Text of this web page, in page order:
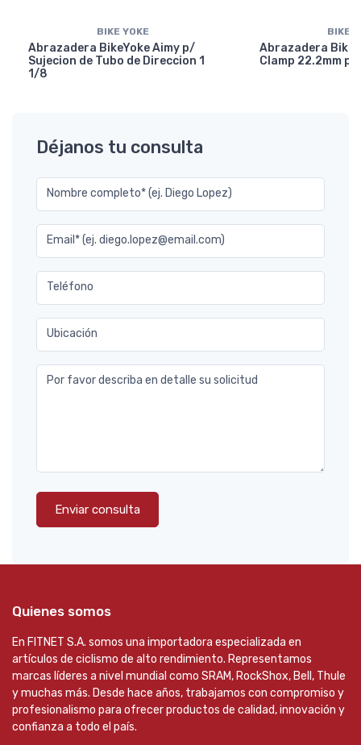
BIKE YOKE
Abrazadera BikeYoke Aimy p/
Sujecion de Tubo de Direccion 1
1/8
BIKE
Abrazadera
Clamp 22.2mm
Déjanos tu consulta
Nombre completo* (ej. Diego Lopez)
Email* (ej. diego.lopez@email.com)
Teléfono
Ubicación
Por favor describa en detalle su solicitud
Enviar consulta
Quienes somos
En FITNET S.A. somos una importadora especializada en
artículos de ciclismo de alto rendimiento. Representamos
marcas líderes a nivel mundial como SRAM, RockShox, Bell, Thule
y muchas más. Desde hace años, trabajamos con compromiso y
profesionalismo para ofrecer productos de calidad, innovación y
confianza a todo el país.